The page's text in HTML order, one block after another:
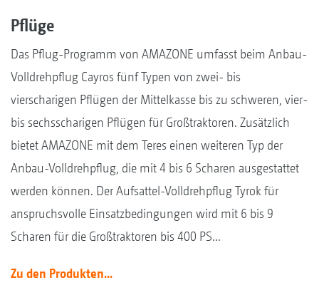
Pflüge
Das Pflug-Programm von AMAZONE umfasst beim Anbau-
Volldrehpflug Cayros fünf Typen von zwei- bis
vierscharigen Pflügen der Mittelkasse bis zu schweren, vier-
bis sechsscharigen Pflügen für Großtraktoren. Zusätzlich
bietet AMAZONE mit dem Teres einen weiteren Typ der
Anbau-Volldrehpflug, die mit 4 bis 6 Scharen ausgestattet
werden können. Der Aufsattel-Volldrehpflug Tyrok für
anspruchsvolle Einsatzbedingungen wird mit 6 bis 9
Scharen für die Großtraktoren bis 400 PS...
Zu den Produkten...